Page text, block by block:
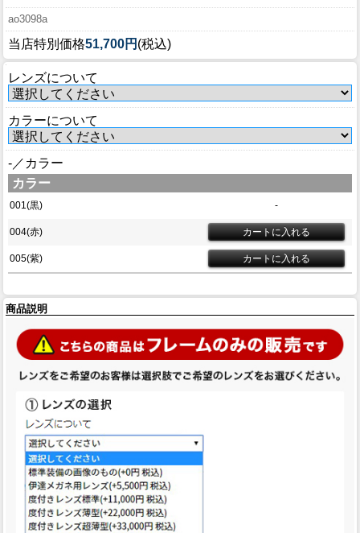
COMPANY
インフォメーション
INFORMATION
ao3098a
当店特別価格51,700円 (税込)
レンズについて
カラーについて
-／カラー
カラー
001(黒) -
004(赤)
005(紫)
商品説明